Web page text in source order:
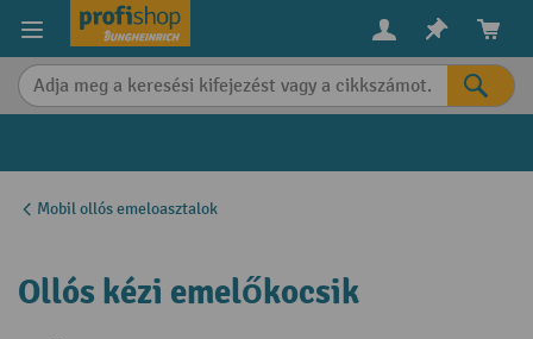
content
Mobil ollós emeloasztalok
Ollós kézi emelőkocsik